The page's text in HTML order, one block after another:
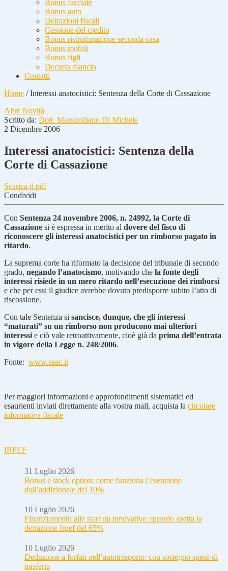
Bonus facciate
Bonus auto
Detrazioni fiscali
Cessione del credito
Bonus ristrutturazione seconda casa
Bonus mobili
Bonus figli
Decreto rilancio
Contatti
Home /Interessi anatocistici: Sentenza della Corte di Cassazione
Altre Novità
Scritto da: Dott. Massimiliano Di Michele
2 Dicembre 2006
Interessi anatocistici: Sentenza della
Corte di Cassazione
Scarica il pdf
Condividi
Con Sentenza 24 novembre 2006, n. 24992, la Corte di
Cassazione si è espressa in merito al dovere del fisco di
riconoscere gli interessi anatocistici per un rimborso pagato in
ritardo.
La suprema corte ha riformato la decisione del tribunale di secondo
grado, negando l’anatocismo, motivando che la fonte degli
interessi risiede in un mero ritardo nell’esecuzione dei rimborsi
e che per essi il giudice avrebbe dovuto predisporre subito l’atto di
riscossione.
Con tale Sentenza si sancisce, dunque, che gli interessi
“maturati” su un rimborso non producono mai ulteriori
interessi e ciò vale retroattivamente, cioè già da prima dell’entrata
in vigore della Legge n. 248/2006.
Fonte: www.seac.it
Per maggiori informazioni e approfondimenti sistematici ed
esaurienti inviati direttamente alla vostra mail, acquista la circolare
informativa fiscale
IRPEF
31 Luglio 2026
Bonus e stock option: come funziona l’esenzione
dall’addizionale del 10%
10 Luglio 2026
Finanziamento alle start up innovative: quando spetta la
detrazione Irpef del 65%
10 Luglio 2026
Deduzione a forfait nell’autotrasporto: con sostegno spese di
trasferta